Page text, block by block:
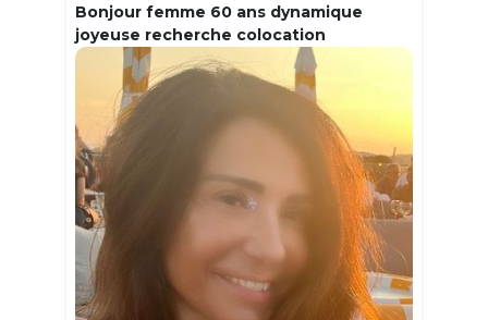
Bonjour femme 60 ans dynamique
joyeuse recherche colocation